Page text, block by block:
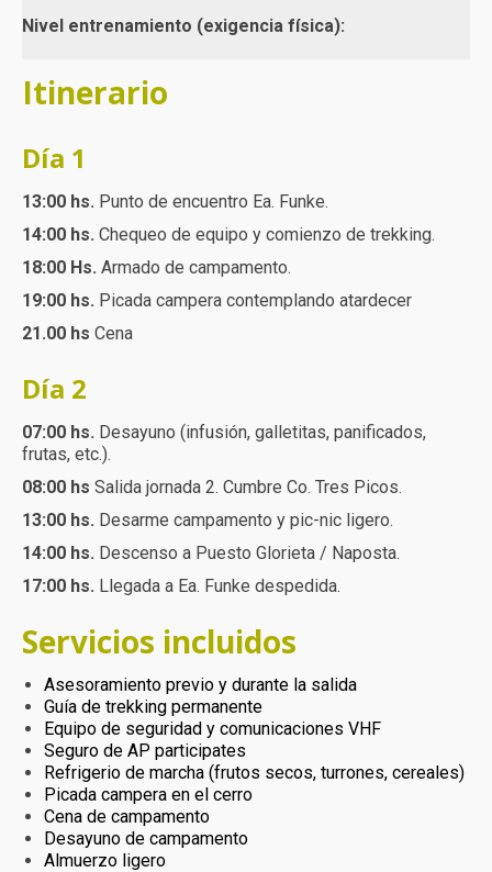
Nivel entrenamiento (exigencia física):
Itinerario
Día 1
13:00 hs. Punto de encuentro Ea. Funke.
14:00 hs. Chequeo de equipo y comienzo de trekking.
18:00 Hs. Armado de campamento.
19:00 hs. Picada campera contemplando atardecer
21.00 hs Cena
Día 2
07:00 hs. Desayuno (infusión, galletitas, panificados,
frutas, etc.).
08:00 hs Salida jornada 2. Cumbre Co. Tres Picos.
13:00 hs. Desarme campamento y pic-nic ligero.
14:00 hs. Descenso a Puesto Glorieta / Naposta.
17:00 hs. Llegada a Ea. Funke despedida.
Servicios incluidos
Asesoramiento previo y durante la salida
Guía de trekking permanente
Equipo de seguridad y comunicaciones VHF
Seguro de AP participates
Refrigerio de marcha (frutos secos, turrones, cereales)
Picada campera en el cerro
Cena de campamento
Desayuno de campamento
Almuerzo ligero